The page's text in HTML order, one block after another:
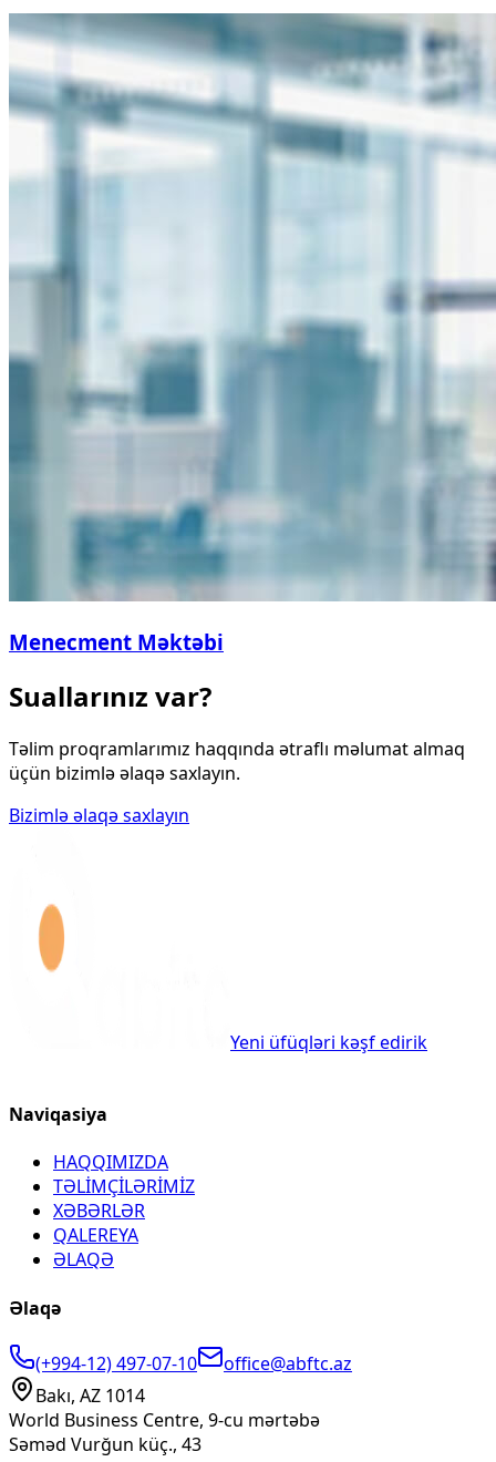
Menecment Məktəbi
Suallarınız var?
Təlim proqramlarımız haqqında ətraflı məlumat almaq
üçün bizimlə əlaqə saxlayın.
Bizimlə əlaqə saxlayın
Yeni üfüqləri kəşf edirik
Naviqasiya
HAQQIMIZDA
TƏLİMÇİLƏRİMİZ
XƏBƏRLƏR
QALEREYA
ƏLAQƏ
Əlaqə
(+994-12) 497-07-10
office@abftc.az
Bakı, AZ 1014
World Business Centre, 9-cu mərtəbə
Səməd Vurğun küç., 43